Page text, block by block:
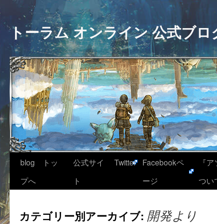
トーラム オンライン 公式ブロ
blog トッ
プへ
公式サイ
ト
Twitter
Facebookペ
ージ
『
つい
カテゴリー別アーカイブ: 開発より